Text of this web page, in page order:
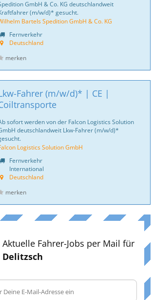
GmbH & Co. KG deutschlandweit
(m/w/d)* gesucht.
Bartels Spedition GmbH & Co. KG
Fernverkehr
Deutschland
merken
Fahrer (m/w/d)* | CE |
sofort werden von der Falcon Logistics Solution
deutschlandweit Lkw-Fahrer (m/w/d)*
Logistics Solution GmbH
Fernverkehr
International
Deutschland
merken
Aktuelle Fahrer-Jobs per Mail für
Delitzsch